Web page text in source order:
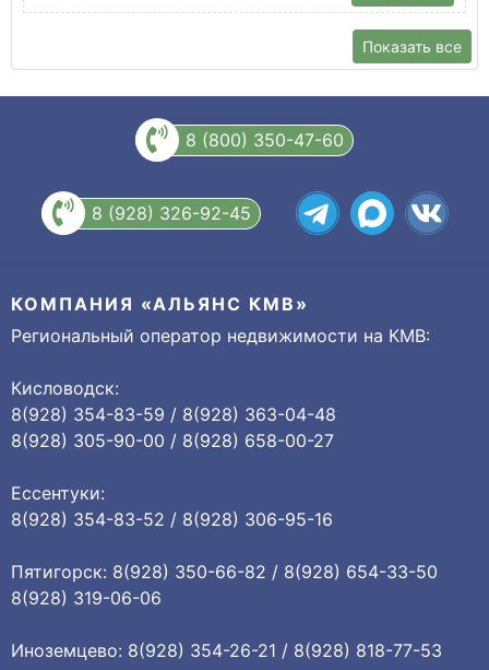
Показать все
8 (800) 350-47-60
8 (928) 326-92-45
КОМПАНИЯ «АЛЬЯНС КМВ»
Региональный оператор недвижимости на КМВ:
Кисловодск:
8(928) 354-83-59 / 8(928) 363-04-48
8(928) 305-90-00 / 8(928) 658-00-27
Ессентуки:
8(928) 354-83-52 / 8(928) 306-95-16
Пятигорск: 8(928) 350-66-82 / 8(928) 654-33-50
8(928) 319-06-06
Иноземцево: 8(928) 354-26-21 / 8(928) 818-77-53